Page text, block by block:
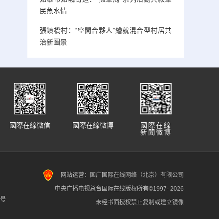
民魚水情
張鎮橋村：“空間合夥人”繪就混合型村居共
治新圖景
國際在線
新聞微博
國際在線微博
國際在線微信
网站运营：国广国际在线网络（北京）有限公司
中央广播电视总台国际在线版权所有©1997- 2026
未经书面授权禁止复制或建立镜像